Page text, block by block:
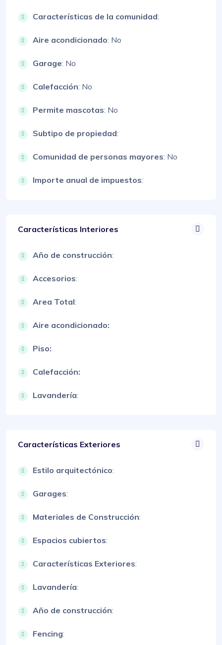
Características de la comunidad:
Aire acondicionado: No
Garage: No
Calefacción: No
Permite mascotas: No
Subtipo de propiedad:
Comunidad de personas mayores: No
Importe anual de impuestos:
Características Interiores
Año de construcción:
Accesorios:
Area Total:
Aire acondicionado:
Piso:
Calefacción:
Lavandería:
Características Exteriores
Estilo arquitectónico:
Garages:
Materiales de Construcción:
Espacios cubiertos:
Características Exteriores:
Lavandería:
Año de construcción:
Fencing: